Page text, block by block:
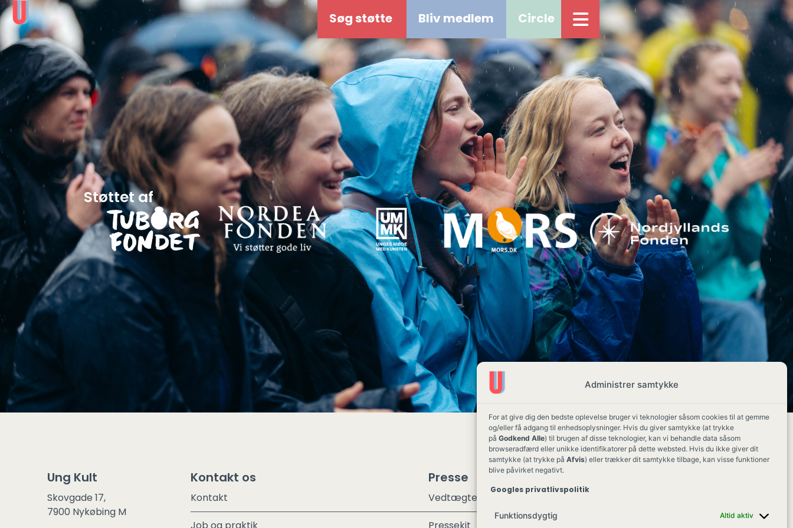
Administrer samtykke
For at give dig den bedste oplevelse bruger vi teknologier såsom cookies til at gemme
og/eller få adgang til enhedsoplysninger. Hvis du giver samtykke (at trykke
på Godkend Alle) til brugen af disse teknologier, kan vi behandle data såsom
browseradfærd eller unikke identifikatorer på dette websted. Hvis du ikke giver dit
samtykke (at trykke på Afvis) eller trækker dit samtykke tilbage, kan visse funktioner
blive påvirket negativt.
Googles privatlivspolitik
Funktionsdygtig Altid aktiv
Søg støtte Bliv medlem Circle
Støttet af
Ung Kult
Skovgade 17,
7900 Nykøbing M
Kontakt os
Kontakt
Presse
Vedtægter